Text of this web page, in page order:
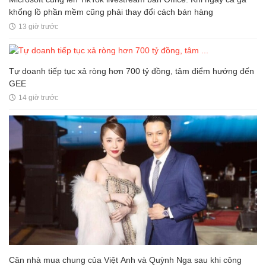
khổng lồ phần mềm cũng phải thay đổi cách bán hàng
13 giờ trước
Tự doanh tiếp tục xả ròng hơn 700 tỷ đồng, tâm điểm hướng đến
GEE
14 giờ trước
Căn nhà mua chung của Việt Anh và Quỳnh Nga sau khi công